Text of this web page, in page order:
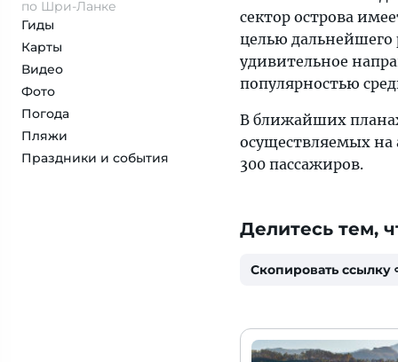
по Шри-Ланке
Гиды
Карты
Видео
Фото
Погода
Пляжи
Праздники и события
сектор острова
целью
удивительное
популярностью
В ближайших
осуществляемых
300 пассажиров.
Делитесь тем,
Скопировать ссылку